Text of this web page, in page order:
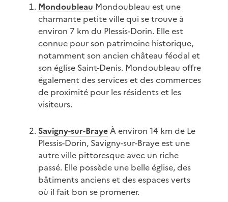
Mondoubleau Mondoubleau est une
charmante petite ville qui se trouve à
environ 7 km du Plessis-Dorin. Elle est
connue pour son patrimoine historique,
notamment son ancien château féodal et
son église Saint-Denis. Mondoubleau offre
également des services et des commerces
de proximité pour les résidents et les
visiteurs.
Savigny-sur-BrayeÀ environ 14 km de Le
Plessis-Dorin, Savigny-sur-Braye est une
autre ville pittoresque avec un riche
passé. Elle possède une belle église, des
bâtiments anciens et des espaces verts
où il fait bon se promener.